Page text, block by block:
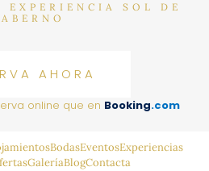
SOL DE
AHORA
online que en Booking.com
BodasEventosExperiencias
GaleríaBlogContacta